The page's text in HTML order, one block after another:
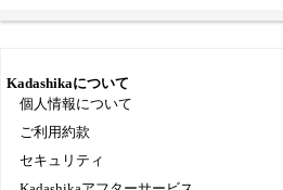
Kadashikaについて
個人情報について
ご利用約款
セキュリティ